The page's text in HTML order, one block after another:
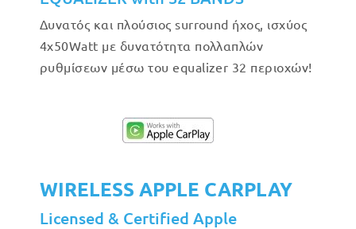
Δυνατός και πλούσιος surround ήχος, ισχύος
4x50Watt με δυνατότητα πολλαπλών
ρυθμίσεων μέσω του equalizer 32 περιοχών!
WIRELESS APPLE CARPLAY
Licensed & Certified Apple